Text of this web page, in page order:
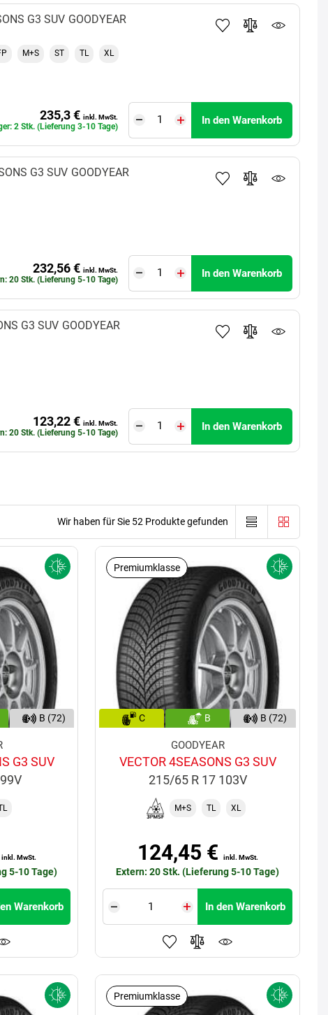
GOODYEAR
G3 SUV
M+S ST TL XL
235,3 € inkl. MwSt.
2 Stk. (Lieferung 3-10 Tage) In den Warenkorb
GOODYEAR
G3 SUV
232,56 € inkl. MwSt.
20 Stk. (Lieferung 5-10 Tage) In den Warenkorb
GOODYEAR
G3 SUV
123,22 € inkl. MwSt.
20 Stk. (Lieferung 5-10 Tage) In den Warenkorb
Wir haben für Sie 52 Produkte gefunden
B (72)
G3 SUV
inkl. MwSt.
5-10 Tage)
Warenkorb
Premiumklasse
C B B (72)
GOODYEAR
VECTOR 4SEASONS G3 SUV
215/65 R 17 103V
M+S TL XL
124,45 € inkl. MwSt.
Extern: 20 Stk. (Lieferung 5-10 Tage)
In den Warenkorb
Premiumklasse